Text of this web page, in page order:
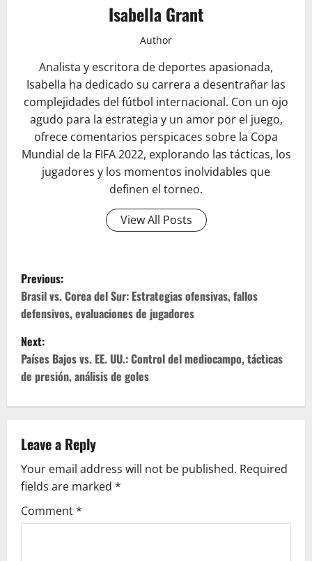
Isabella Grant
Author
Analista y escritora de deportes apasionada,
Isabella ha dedicado su carrera a desentrañar las
complejidades del fútbol internacional. Con un ojo
agudo para la estrategia y un amor por el juego,
ofrece comentarios perspicaces sobre la Copa
Mundial de la FIFA 2022, explorando las tácticas, los
jugadores y los momentos inolvidables que
definen el torneo.
View All Posts
P
o
s
t
n
v
i
g
Previous:
Brasil vs. Corea del Sur: Estrategias ofensivas, fallos
defensivos, evaluaciones de jugadores
Next:
Países Bajos vs. EE. UU.: Control del mediocampo, tácticas
de presión, análisis de goles
Leave a Reply
Your email address will not be published. Required
fields are marked *
Comment*